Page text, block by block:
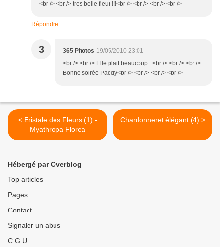
<br /> <br /> tres belle fleur !!!<br /> <br /> <br /> <br />
Répondre
3 365 Photos 19/05/2010 23:01
<br /> <br /> Elle plait beaucoup...<br /> <br /> <br />
Bonne soirée Paddy<br /> <br /> <br /> <br />
< Eristale des Fleurs (1) -
Myathropa Florea
Chardonneret élégant (4) >
Hébergé par Overblog
Top articles
Pages
Contact
Signaler un abus
C.G.U.